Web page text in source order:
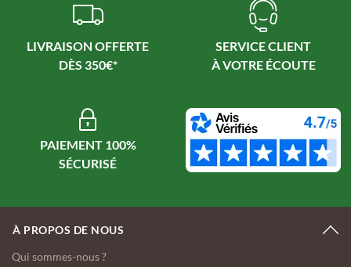
LIVRAISON OFFERTE
DÈS 350€*
SERVICE CLIENT
À VOTRE ÉCOUTE
PAIEMENT 100%
À PROPOS DE NOUS
Qui sommes-nous ?